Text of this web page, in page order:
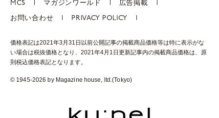
MCS マガジンワールド 広告掲載
お問い合わせ PRIVACY POLICY
価格表記は2021年3月31日以前公開記事の掲載商品価格等は特に表示がな
い場合は税抜価格となり、2021年4月1日更新記事内の掲載商品価格は、 原
則税込価格表記となります。
© 1945-2026 by Magazine house, ltd.(Tokyo)